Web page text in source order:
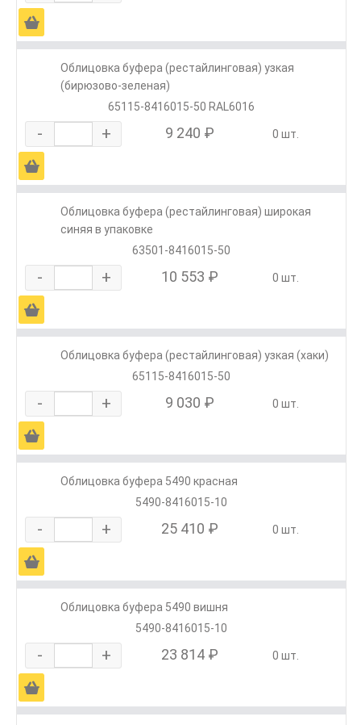
Ä
Облицовка буфера (рестайлинговая) узкая
(бирюзово-зеленая)
65115-8416015-50 RAL6016
- + 9 240 ₽ 0 шт.
Ä
Облицовка буфера (рестайлинговая) широкая
синяя в упаковке
63501-8416015-50
- + 10 553 ₽ 0 шт.
Ä
Облицовка буфера (рестайлинговая) узкая (хаки)
65115-8416015-50
- + 9 030 ₽ 0 шт.
Ä
Облицовка буфера 5490 красная
5490-8416015-10
- + 25 410 ₽ 0 шт.
Ä
Облицовка буфера 5490 вишня
5490-8416015-10
- + 23 814 ₽ 0 шт.
Ä